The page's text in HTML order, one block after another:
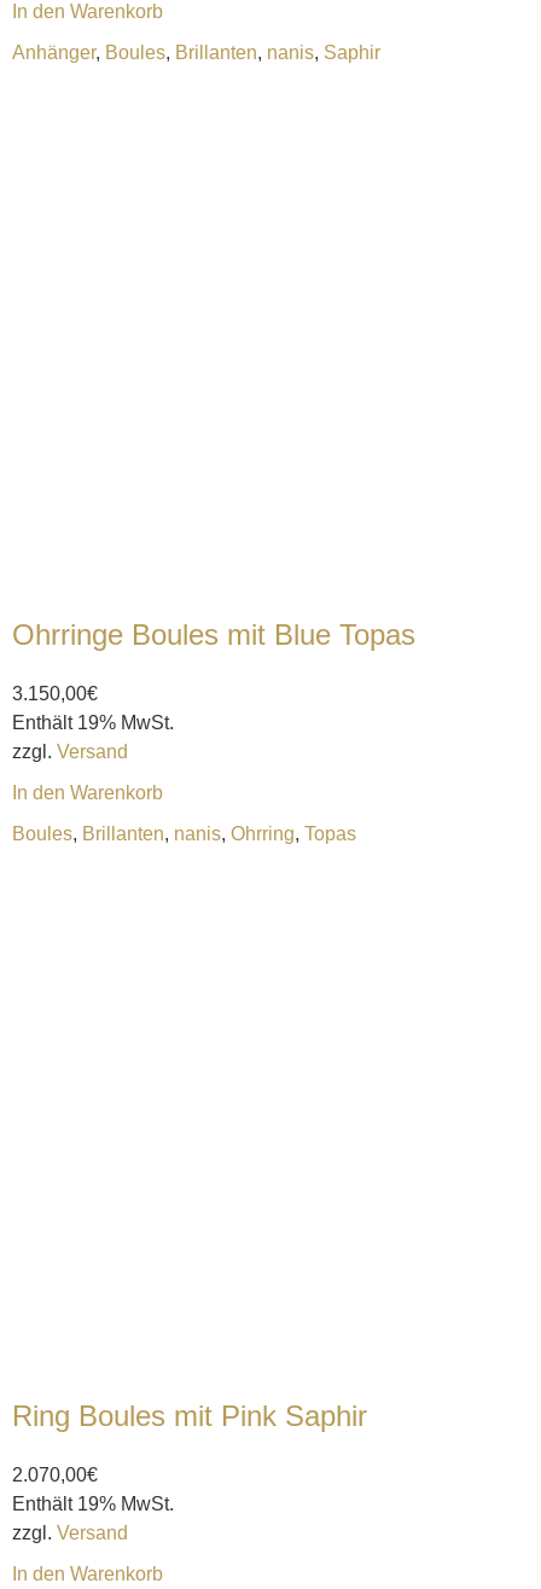
In den Warenkorb
Anhänger, Boules, Brillanten, nanis, Saphir
Ohrringe Boules mit Blue Topas
3.150,00€
Enthält 19% MwSt.
zzgl. Versand
In den Warenkorb
Boules, Brillanten, nanis, Ohrring, Topas
Ring Boules mit Pink Saphir
2.070,00€
Enthält 19% MwSt.
zzgl. Versand
In den Warenkorb